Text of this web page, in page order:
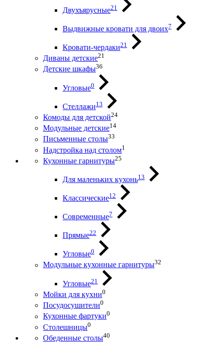
Двухъярусные21
Выдвижные кровати для двоих7
Кровати-чердаки21
Диваны детские21
Детские шкафы36
Угловые0
Стеллажи13
Комоды для детской24
Модульные детские14
Письменные столы33
Надстройка над столом1
Кухонные гарнитуры25
Для маленьких кухонь13
Классические12
Современные7
Прямые22
Угловые0
Модульные кухонные гарнитуры32
Угловые21
Мойки для кухни0
Посудосушители0
Кухонные фартуки0
Столешницы0
Обеденные столы40